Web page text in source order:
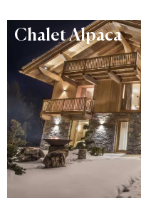
Chalet Alpaca